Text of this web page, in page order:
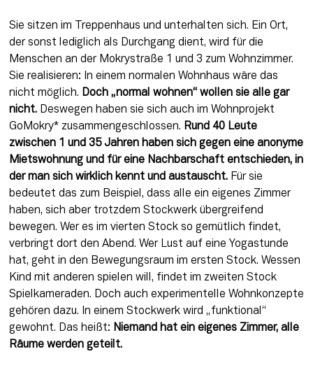
Sie sitzen im Treppenhaus und unterhalten sich. Ein Ort,
der sonst lediglich als Durchgang dient, wird für die
Menschen an der Mokrystraße 1 und 3 zum Wohnzimmer.
Sie realisieren: In einem normalen Wohnhaus wäre das
nicht möglich. Doch „normal wohnen“ wollen sie alle gar
nicht. Deswegen haben sie sich auch im Wohnprojekt
GoMokry* zusammengeschlossen. Rund 40 Leute
zwischen 1 und 35 Jahren haben sich gegen eine anonyme
Mietswohnung und für eine Nachbarschaft entschieden, in
der man sich wirklich kennt und austauscht. Für sie
bedeutet das zum Beispiel, dass alle ein eigenes Zimmer
haben, sich aber trotzdem Stockwerk übergreifend
bewegen. Wer es im vierten Stock so gemütlich findet,
verbringt dort den Abend. Wer Lust auf eine Yogastunde
hat, geht in den Bewegungsraum im ersten Stock. Wessen
Kind mit anderen spielen will, findet im zweiten Stock
Spielkameraden. Doch auch experimentelle Wohnkonzepte
gehören dazu. In einem Stockwerk wird „funktional“
gewohnt. Das heißt:
Niemand hat ein eigenes Zimmer, alle
Räume werden geteilt.